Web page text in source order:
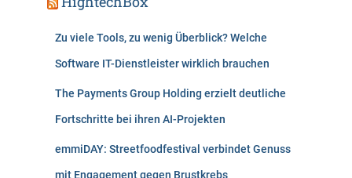
Zu viele Tools, zu wenig Überblick? Welche
Software IT-Dienstleister wirklich brauchen
The Payments Group Holding erzielt deutliche
Fortschritte bei ihren AI-Projekten
emmiDAY: Streetfoodfestival verbindet Genuss
mit Engagement gegen Brustkrebs